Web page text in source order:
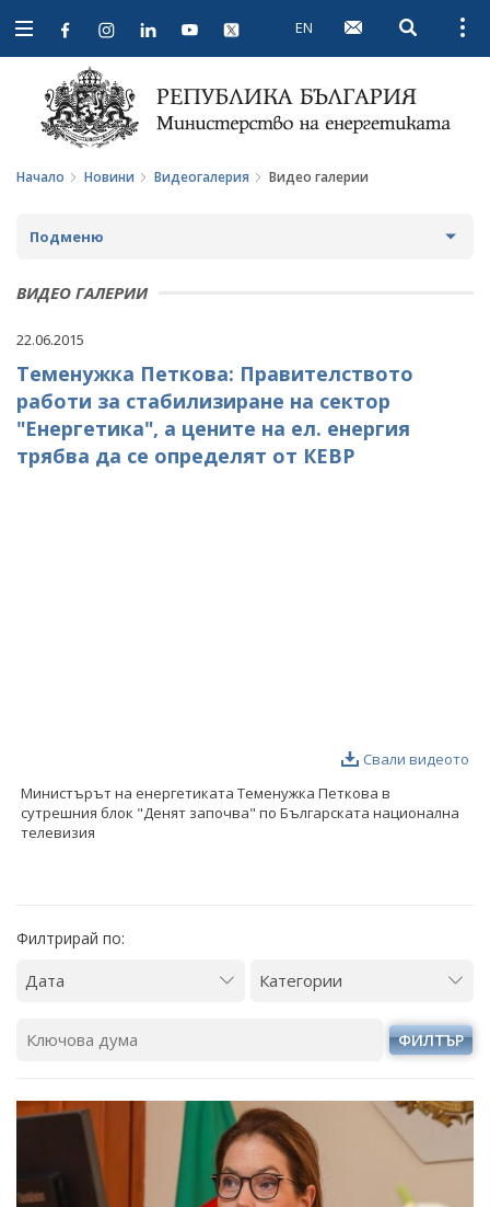
Open
navigation
EN Open
Начало Новини Видеогалерия Видео галерии
Подменю
НОВИНИ
ПРЕДСТОЯЩИ СЪБИТИЯ
ЗА ОБЩЕСТВЕНО ОБСЪЖДАНЕ
ПРОЕКТИ ЗА ОБЩЕСТВЕНО ОБСЪЖДАНЕ
ЗАВЪРШИЛИ ПРОЦЕДУРИ ЗА ОБЩЕСТВЕНО
ИНТЕРВЮТА
ПАРЛАМЕНТАРЕН КОНТРОЛ
ВИДЕО ГАЛЕРИИ
22.06.2015
Теменужка Петкова: Правителството
работи за стабилизиране на сектор
"Енергетика", а цените на ел. енергия
трябва да се определят от КЕВР
Свали видеото
Министърът на енергетиката Теменужка Петкова в
сутрешния блок "Денят започва" по Българската национална
телевизия
Филтрирай по:
ФИЛТЪР